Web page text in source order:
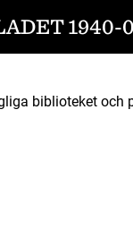
1940-
biblioteket och